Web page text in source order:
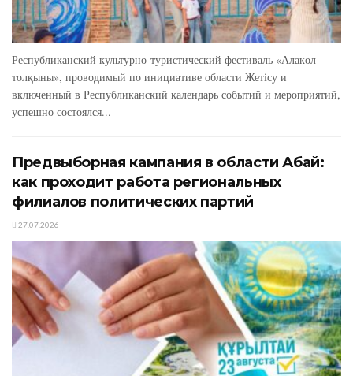
Республиканский культурно-туристический фестиваль «Алакөл
толқыны», проводимый по инициативе области Жетісу и
включенный в Республиканский календарь событий и мероприятий,
успешно состоялся...
Предвыборная кампания в области Абай:
как проходит работа региональных
филиалов политических партий
27.07.2026